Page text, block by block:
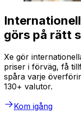
görs på rätt
Xe gör
priser i förväg, få
spåra varje
130+ valutor.
Kom igång